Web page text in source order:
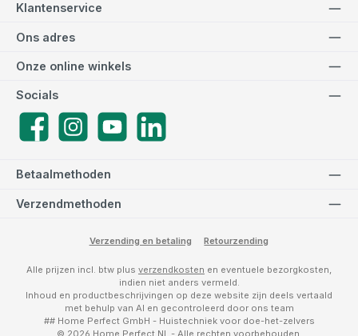
Klantenservice
Betaalmethoden
Verzendmethoden
Ons adres
Socials
FacebookInstagramYouTube
Onze online winkels
Verzending en betaling Retourzending
Alle prijzen incl. btw plus verzendkosten en eventuele bezorgkosten,
indien niet anders vermeld.
Inhoud en productbeschrijvingen op deze website zijn deels vertaald
met behulp van AI en gecontroleerd door ons team
## Home Perfect GmbH - Huistechniek voor doe-het-zelvers
© 2026 Home Perfect NL - Alle rechten voorbehouden.